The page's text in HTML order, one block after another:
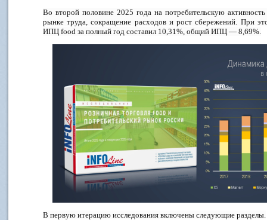
Во второй половине 2025 года на потребительскую
рынке труда, сокращение расходов и рост сбережений. При
ИПЦ food за полный год составил 10,31%, общий ИПЦ — 8,69%.
В первую итерацию исследования включены следующие разделы.